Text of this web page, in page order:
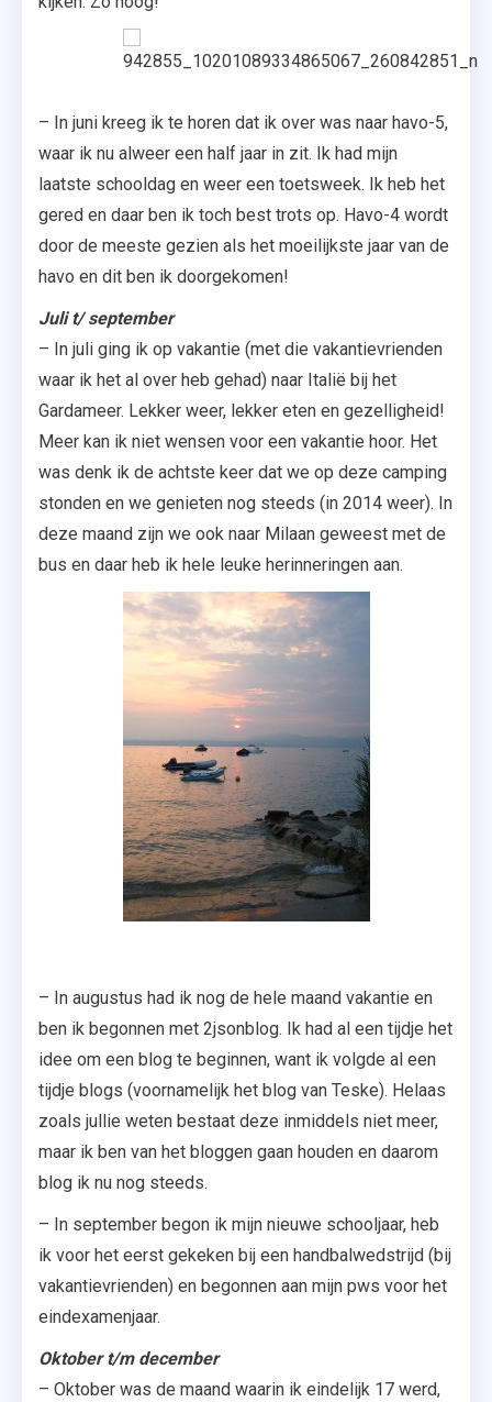
– In juni kreeg ik te horen dat ik over was naar havo-5,
waar ik nu alweer een half jaar in zit. Ik had mijn
laatste schooldag en weer een toetsweek. Ik heb het
gered en daar ben ik toch best trots op. Havo-4 wordt
door de meeste gezien als het moeilijkste jaar van de
havo en dit ben ik doorgekomen!
Juli t/ september
– In juli ging ik op vakantie (met die vakantievrienden
waar ik het al over heb gehad) naar Italië bij het
Gardameer. Lekker weer, lekker eten en gezelligheid!
Meer kan ik niet wensen voor een vakantie hoor. Het
was denk ik de achtste keer dat we op deze camping
stonden en we genieten nog steeds (in 2014 weer). In
deze maand zijn we ook naar Milaan geweest met de
bus en daar heb ik hele leuke herinneringen aan.
– In augustus had ik nog de hele maand vakantie en
ben ik begonnen met 2jsonblog. Ik had al een tijdje het
idee om een blog te beginnen, want ik volgde al een
tijdje blogs (voornamelijk het blog van Teske). Helaas
zoals jullie weten bestaat deze inmiddels niet meer,
maar ik ben van het bloggen gaan houden en daarom
blog ik nu nog steeds.
– In september begon ik mijn nieuwe schooljaar, heb
ik voor het eerst gekeken bij een handbalwedstrijd (bij
vakantievrienden) en begonnen aan mijn pws voor het
eindexamenjaar.
Oktober t/m december
– Oktober was de maand waarin ik eindelijk 17 werd,